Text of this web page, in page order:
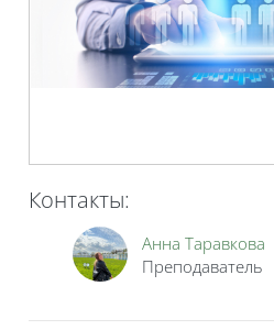
Контакты:
Анна Таравкова
Преподаватель